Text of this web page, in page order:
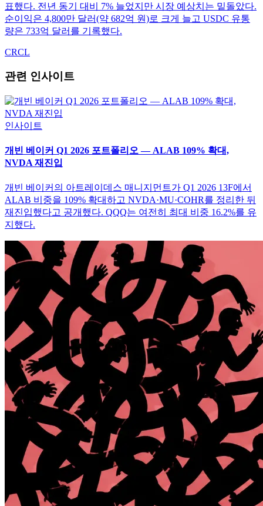
표했다. 전년 동기 대비 7% 늘었지만 시장 예상치는 밑돌았다.
순이익은 4,800만 달러(약 682억 원)로 크게 늘고 USDC 유통
량은 733억 달러를 기록했다.
CRCL
관련 인사이트
인사이트
개빈 베이커 Q1 2026 포트폴리오 — ALAB 109% 확대,
NVDA 재진입
개빈 베이커의 아트레이데스 매니지먼트가 Q1 2026 13F에서
ALAB 비중을 109% 확대하고 NVDA·MU·COHR를 정리한 뒤
재진입했다고 공개했다. QQQ는 여전히 최대 비중 16.2%를 유
지했다.